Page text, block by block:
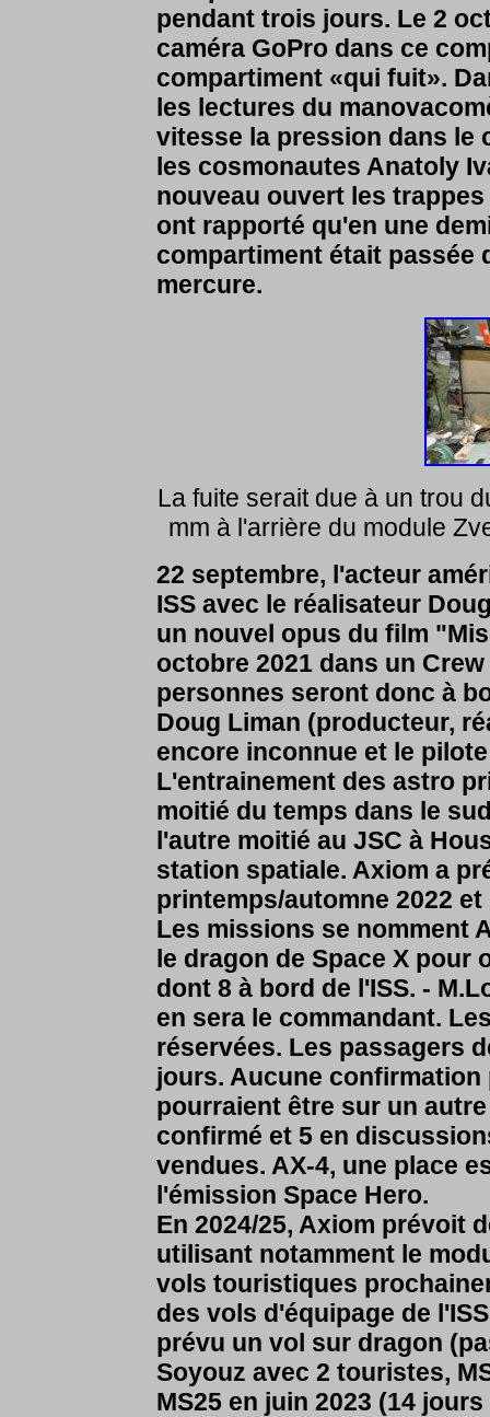
pendant trois jours. Le 2
caméra GoPro dans ce
compartiment «qui fuit».
les lectures du
vitesse la pression dans le
les cosmonautes Anatoly
nouveau ouvert les
ont rapporté qu'en une
compartiment était passée
mercure.
La fuite serait due à un trou
mm à l'arrière du module
22 septembre, l'acteur
ISS avec le réalisateur
un nouvel opus du film
octobre 2021 dans un
personnes seront donc à
Doug Liman (producteur,
encore inconnue et le
L'entrainement des astro
moitié du temps dans le
l'autre moitié au JSC à
station spatiale. Axiom a
printemps/automne 2022
Les missions se nomment
le dragon de Space X pour
dont 8 à bord de l'ISS. -
en sera le commandant.
réservées. Les passagers
jours. Aucune confirmation
pourraient être sur un
confirmé et 5 en
vendues. AX-4, une place
l'émission Space Hero.
En 2024/25, Axiom prévoit
utilisant notamment le
vols touristiques
des vols d'équipage de
prévu un vol sur dragon
Soyouz avec 2 touristes,
MS25 en juin 2023 (14